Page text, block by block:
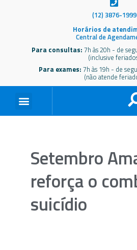
(12) 3876-1999
Horários de
Central de
Para consultas: 7h às 20h - de
(inclusive
Para exames: 7h às 19h - de
(não atende
Setembro
reforça o
suicídio